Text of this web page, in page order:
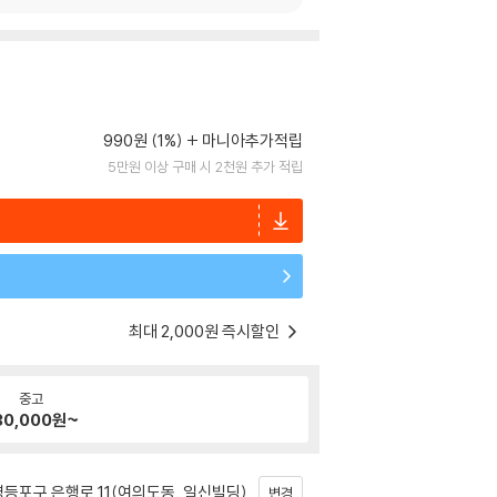
990원 (1%) 마니아추가적립
5만원 이상 구매 시 2천원 추가 적립
최대 2,000원 즉시할인
중고
원~
포구 은행로 11(여의도동, 일신빌딩) 변경